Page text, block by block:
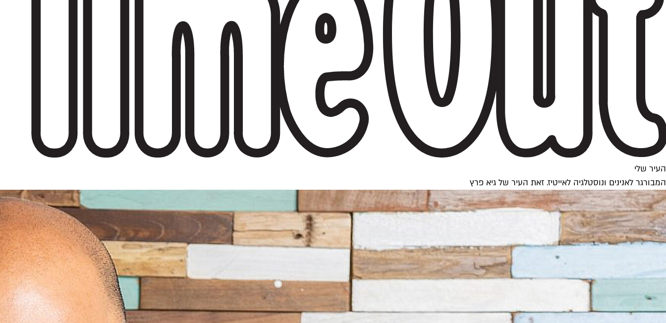
העיר שלי
המבורגר לאנינים ונוסטלגיה לאייטיז. זאת העיר של גיא פרץ